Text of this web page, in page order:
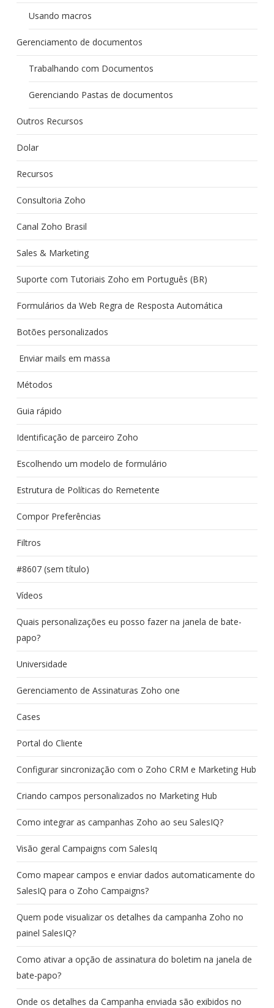
Usando macros
Gerenciamento de documentos
Trabalhando com Documentos
Gerenciando Pastas de documentos
Outros Recursos
Dolar
Recursos
Consultoria Zoho
Canal Zoho Brasil
Sales & Marketing
Suporte com Tutoriais Zoho em Português (BR)
Formulários da Web Regra de Resposta Automática
Botões personalizados
Enviar mails em massa
Métodos
Guia rápido
Identificação de parceiro Zoho
Escolhendo um modelo de formulário
Estrutura de Políticas do Remetente
Compor Preferências
Filtros
#8607 (sem título)
Vídeos
Quais personalizações eu posso fazer na janela de bate-
papo?
Universidade
Gerenciamento de Assinaturas Zoho one
Cases
Portal do Cliente
Configurar sincronização com o Zoho CRM e Marketing Hub
Criando campos personalizados no Marketing Hub
Como integrar as campanhas Zoho ao seu SalesIQ?
Visão geral Campaigns com SalesIq
Como mapear campos e enviar dados automaticamente do
SalesIQ para o Zoho Campaigns?
Quem pode visualizar os detalhes da campanha Zoho no
painel SalesIQ?
Como ativar a opção de assinatura do boletim na janela de
bate-papo?
Onde os detalhes da Campanha enviada são exibidos no